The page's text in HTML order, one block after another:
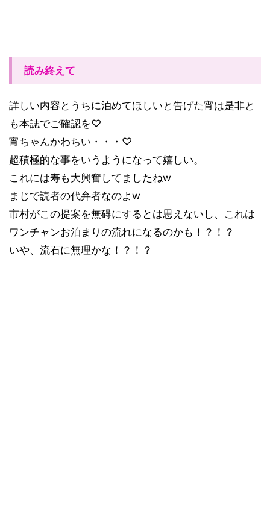
読み終えて
詳しい内容とうちに泊めてほしいと告げた宵は是非と
も本誌でご確認を♡
宵ちゃんかわちい・・・♡
超積極的な事をいうようになって嬉しい。
これには寿も大興奮してましたねw
まじで読者の代弁者なのよw
市村がこの提案を無碍にするとは思えないし、これは
ワンチャンお泊まりの流れになるのかも！？！？
いや、流石に無理かな！？！？